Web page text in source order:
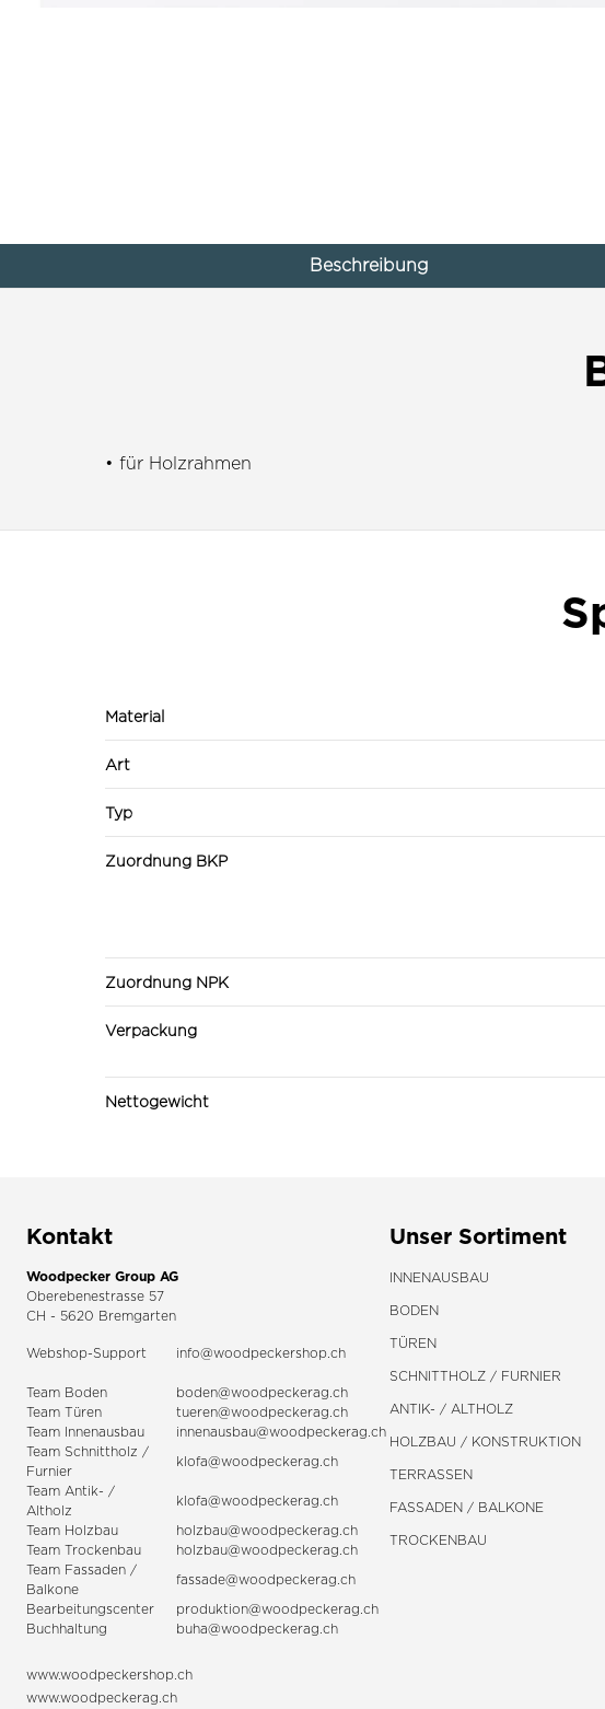
Beschreibung
• für Holzrahmen
Material
Art
Typ
Zuordnung BKP
Zuordnung NPK
Verpackung
Nettogewicht
Kontakt
Woodpecker Group AG
Oberebenestrasse 57
CH - 5620 Bremgarten
Webshop-Support info@woodpeckershop.ch
Team Boden
boden@woodpeckerag.ch
Team Türen
tueren@woodpeckerag.ch
Team Innenausbau
innenausbau@woodpeckerag.ch
Team Schnittholz /
Furnier
klofa@woodpeckerag.ch
Team Antik- /
Altholz
klofa@woodpeckerag.ch
Team Holzbau
holzbau@woodpeckerag.ch
Team Trockenbau
holzbau@woodpeckerag.ch
Team Fassaden /
Balkone
fassade@woodpeckerag.ch
Bearbeitungscenter
produktion@woodpeckerag.ch
Buchhaltung
buha@woodpeckerag.ch
www.woodpeckershop.ch
www.woodpeckerag.ch
Unser Sortiment
INNENAUSBAU
BODEN
TÜREN
SCHNITTHOLZ / FURNIER
ANTIK- / ALTHOLZ
HOLZBAU / KONSTRUKTION
TERRASSEN
FASSADEN / BALKONE
TROCKENBAU